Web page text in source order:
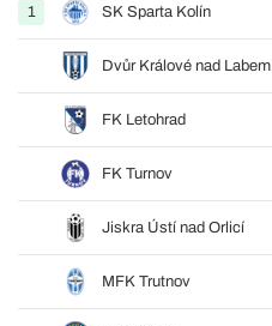
1 SK Sparta Kolín
Dvůr Králové nad Labem
FK Letohrad
FK Turnov
Jiskra Ústí nad Orlicí
MFK Trutnov